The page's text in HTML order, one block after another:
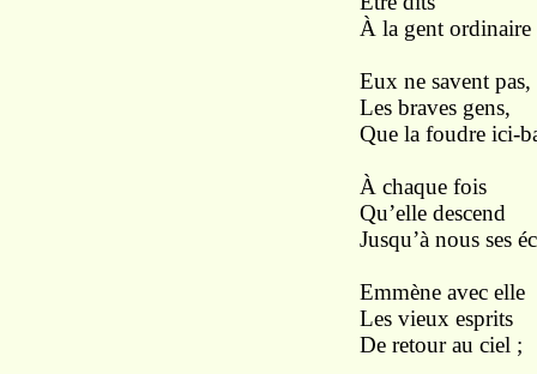
À la gent ordinaire
Eux ne savent pas,
Les braves gens,
Que la foudre ici-
À chaque fois
Qu’elle descend
Jusqu’à nous ses
Emmène avec elle
Les vieux esprits
De retour au ciel ;